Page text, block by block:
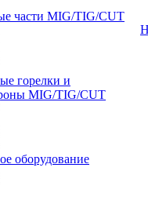
части MIG/TIG/CUT
горелки и
MIG/TIG/CUT
оборудование